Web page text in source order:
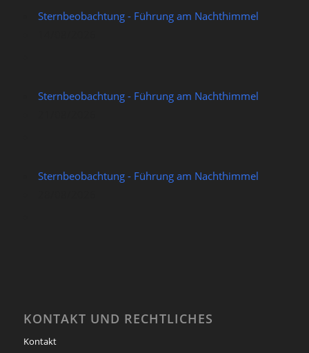
Sternbeobachtung - Führung am Nachthimmel
Sternbeobachtung - Führung am Nachthimmel
Sternbeobachtung - Führung am Nachthimmel
KONTAKT UND RECHTLICHES
Kontakt